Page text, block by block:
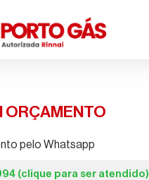
ORÇAMENTO
pelo Whatsapp
(clique para ser atendido)